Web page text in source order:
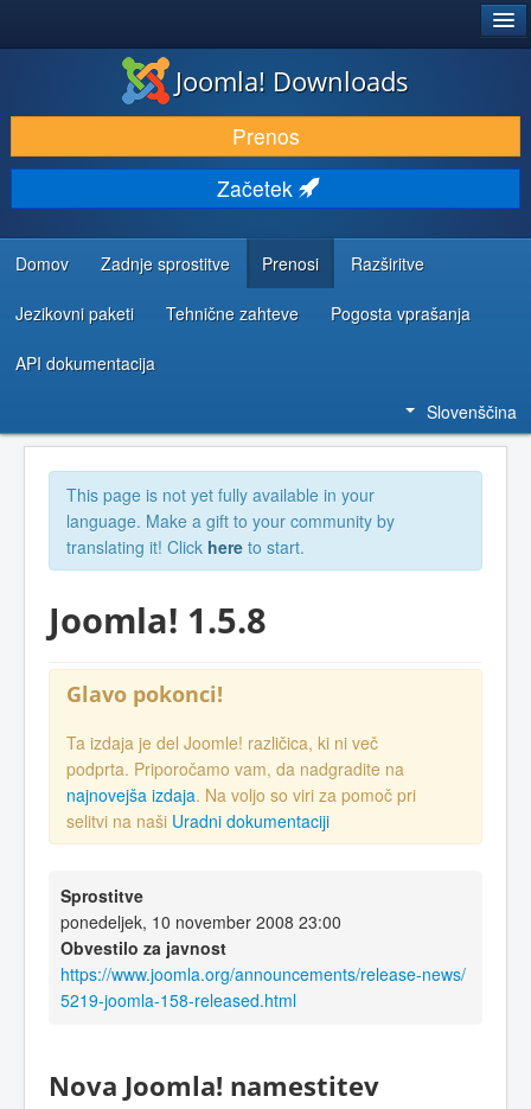
PRENESI IN RAZŠIRI
ODKRIJTE & IZVEJTE
SKUPNOST IN PODPORA
VIRI ZA RAZVIJALCE
Joomla! Downloads
Prenos
Začetek
Domov Zadnje sprostitve Prenosi Razširitve
Jezikovni paketi Tehnične zahteve Pogosta vprašanja
API dokumentacija
Slovenščina
This page is not yet fully available in your
language. Make a gift to your community by
translating it! Click here to start.
Joomla! 1.5.8
Glavo pokonci!
Ta izdaja je del Joomle! različica, ki ni več
podprta. Priporočamo vam, da nadgradite na
najnovejša izdaja. Na voljo so viri za pomoč pri
selitvi na naši Uradni dokumentaciji
Sprostitve
ponedeljek, 10 november 2008 23:00
Obvestilo za javnost
https://www.joomla.org/announcements/release-news/
5219-joomla-158-released.html
Nova Joomla! namestitev